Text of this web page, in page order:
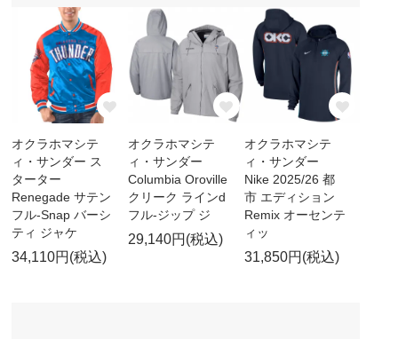
オクラホマシテ
ィ・サンダー ス
ターター
Renegade サテン
フル-Snap バーシ
ティ ジャケ
34,110円(税込)
オクラホマシテ
ィ・サンダー
Columbia Oroville
クリーク ラインd
フル-ジップ ジ
29,140円(税込)
オクラホマシテ
ィ・サンダー
Nike 2025/26 都
市 エディション
Remix オーセンテ
ィッ
31,850円(税込)